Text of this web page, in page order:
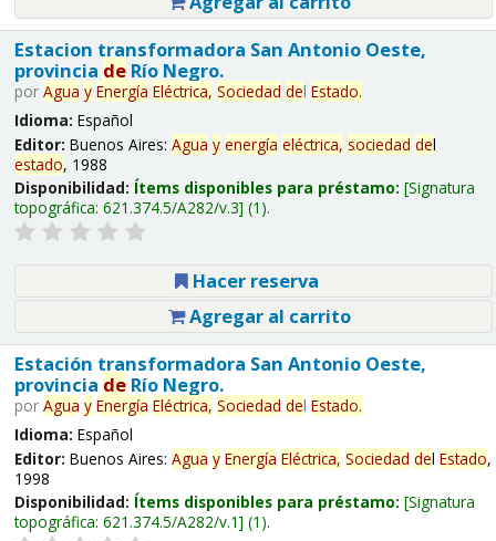
Estacion transformadora San Antonio Oeste,
provincia deRío Negro.
por Agua y Energía Eléctrica, Sociedad del Estado.
Idioma: Español
Editor: Buenos Aires: Agua y energía eléctrica, sociedad del
estado, 1988
Disponibilidad: Ítems disponibles para préstamo: Signatura
topográfica: 621.374.5/A282/v.3 (1).
Hacer reserva
Agregar al carrito
Estación transformadora San Antonio Oeste,
provincia deRío Negro.
por Agua y Energía Eléctrica, Sociedad del Estado.
Idioma: Español
Editor: Buenos Aires: Agua y Energía Eléctrica, Sociedad del Estado,
1998
Disponibilidad: Ítems disponibles para préstamo: Signatura
topográfica: 621.374.5/A282/v.1 (1).